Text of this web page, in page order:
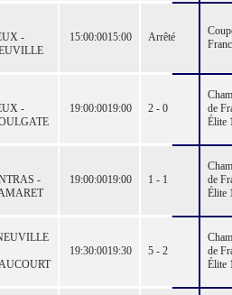
-
15:00:0015:00 Arrêté
-
19:00:0019:00 2 - 0
de
Élite
-
19:00:0019:00 1 - 1
de
Élite
19:30:0019:30 5 - 2
de
Élite